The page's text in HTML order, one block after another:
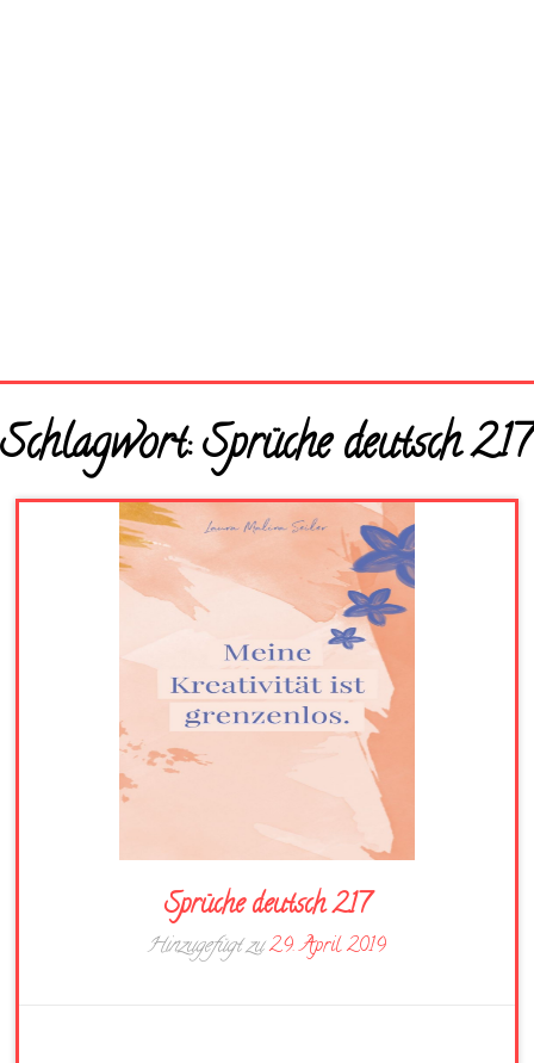
Startseite
Neue Bilder
Schlagwort:Sprüche deutsch 217
Sprüche deutsch 217
Hinzugefügt zu29. April 2019